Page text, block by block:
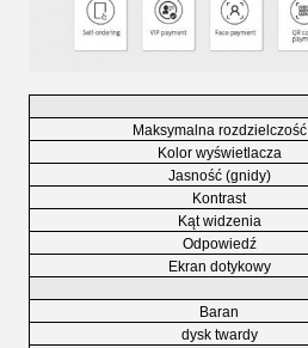
Maksymalna rozdzielczość
Kolor wyświetlacza
Jasność (gnidy)
Kontrast
Kąt widzenia
Odpowiedź
Ekran dotykowy
Baran
dysk twardy